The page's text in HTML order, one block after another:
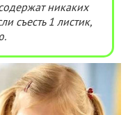
никаких
съесть 1 листик,